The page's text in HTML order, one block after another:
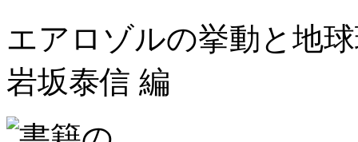
エアロゾルの挙動と地
岩坂泰信 編